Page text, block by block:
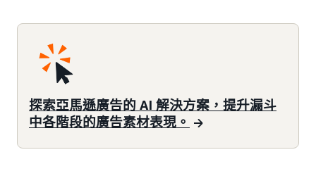
探索亞馬遜廣告的 AI 解決方案，提升漏斗
中各階段的廣告素材表現。